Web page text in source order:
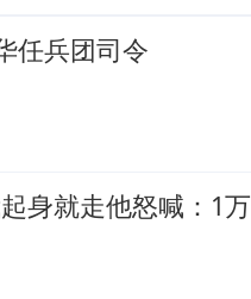
任兵团司令
身就走他怒喊：1万